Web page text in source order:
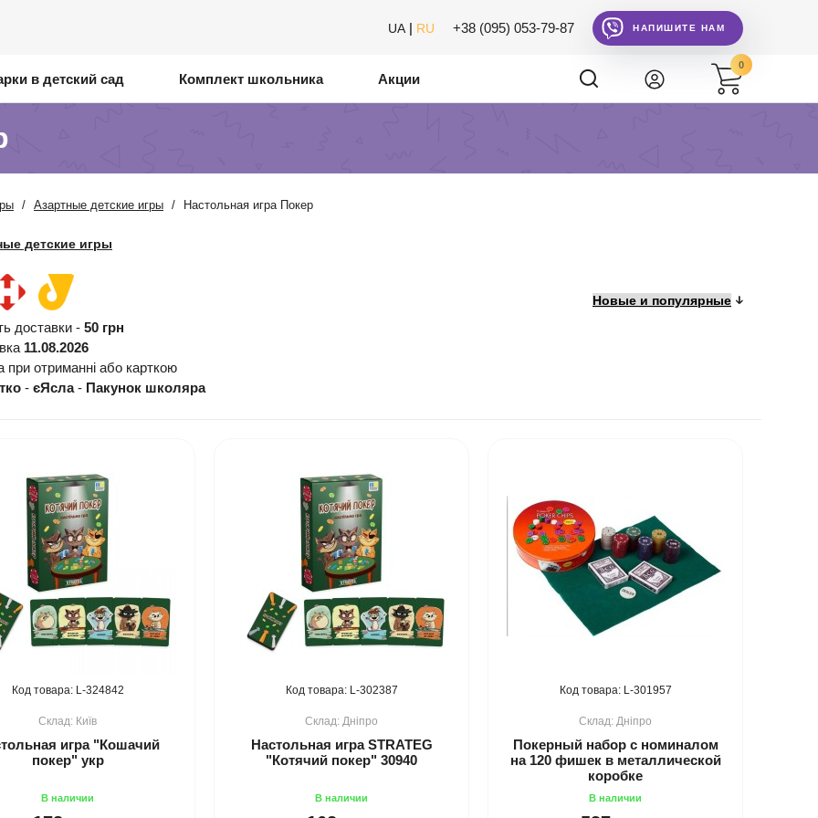
UA | RU +38 (095) 053-79-87 НАПИШИТЕ НАМ
в детский сад Комплект школьника Акции
0
/ Азартные детские игры / Настольная игра Покер
детские игры
доставки - 50 грн
11.08.2026
при отриманні або карткою
- єЯсла- Пакунок школяра
324842
Київ
игра "Кошачий
покер" укр
302387
Дніпро
Настольная игра STRATEG
"Котячий покер" 30940
301957
Дніпро
Покерный набор с номиналом
на 120 фишек в металлической
коробке